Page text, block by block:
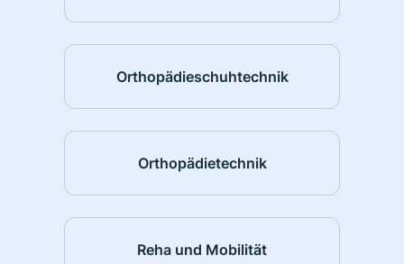
Orthopädieschuhtechnik
Orthopädietechnik
Reha und Mobilität